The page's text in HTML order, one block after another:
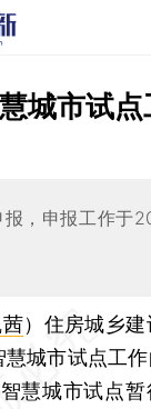
城市试点
，申报工作于
） 住房城乡
城市试点工
慧城市试点暂